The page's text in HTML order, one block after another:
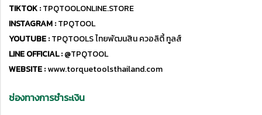
TIKTOK :TPQTOOLONLINE.STORE
INSTAGRAM :TPQTOOL
YOUTUBE :TPQTOOLS ไทยพัฒนสิน ควอลิตี้ ทูลส์
LINE OFFICIAL :@TPQTOOL
WEBSITE :www.torquetoolsthailand.com
ช่องทางการชำระเงิน